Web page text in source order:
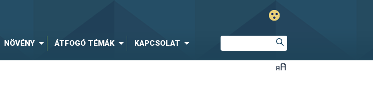
NÖVÉNY ÁTFOGÓ TÉMÁK KAPCSOLAT